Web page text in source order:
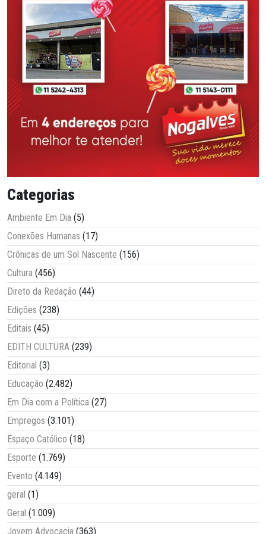
Categorias
Ambiente Em Dia (5)
Conexões Humanas (17)
Crônicas de um Sol Nascente (156)
Cultura (456)
Direto da Redação (44)
Edições (238)
Editais (45)
EDITH CULTURA (239)
Editorial (3)
Educação (2.482)
Em Dia com a Política (27)
Empregos (3.101)
Espaço Católico (18)
Esporte (1.769)
Evento (4.149)
geral (1)
Geral (1.009)
Jovem Advocacia (363)